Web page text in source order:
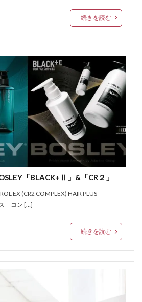
続きを読む
「BLACK+Ⅱ」&「CR２」
EX (CR2 COMPLEX) HAIR PLUS
ス コン […]
続きを読む